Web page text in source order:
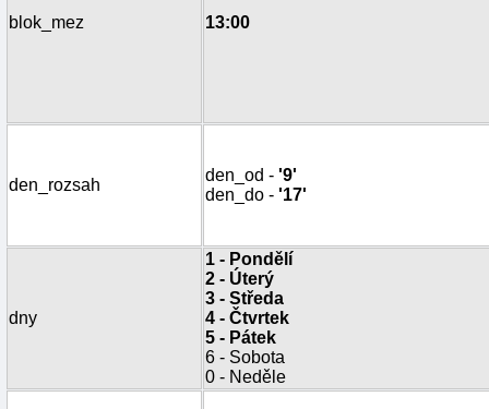
blok_mez 13:00
den_rozsah
den_od - '9'
den_do - '17'
dny
1 - Pondělí
2 - Úterý
3 - Středa
4 - Čtvrtek
5 - Pátek
6 - Sobota
0 - Neděle